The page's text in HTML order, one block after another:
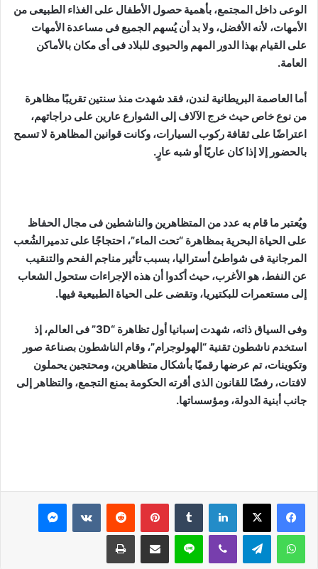
الوعى داخل المجتمع، بأهمية حصول الأطفال على الغذاء الطبيعى من
الأمهات، لأنه الأفضل، ولا بد أن يُسهم الجميع فى مساعدة الأمهات
على القيام بهذا الدور المهم والحيوى للبلاد فى أى مكان بالأماكن
العامة.
أما العاصمة البريطانية لندن، فقد شهدت منذ سنتين تقريبًا مظاهرة
من نوع خاص حيث خرج الآلاف إلى الشوارع عارين على دراجاتهم،
اعتراضًا على ثقافة ركوب السيارات، وكانت قوانين المظاهرة لا تسمح
بالحضور إلا إذا كان عاريًا أو شبه عارٍ.
ويُعتبر ما قام به عدد من المتظاهرين والناشطين فى مجال الحفاظ
على الحياة البحرية بمظاهرة “تحت الماء”، احتجاجًا على تدميرالشُعب
المرجانية فى شواطئ أستراليا، بسبب تأثير مناجم الفحم والتنقيب
عن النفط، هو الأغرب، حيث أكدوا أن هذه الإجراءات ستحول الشعاب
إلى مستعمرات للبكتيريا، وتقضى على الحياة الطبيعية فيها.
وفى السياق ذاته، شهدت إسبانيا أول تظاهرة “3D” فى العالم، إذ
استخدم ناشطون تقنية “الهولوجرام”، وقام الناشطون بصناعة صور
وتكوينات، تم عرضها رقميًا بأشكال متظاهرين، ومحتجين يحملون
لافتات، رفضًا للقانون الذى أقرته الحكومة بمنع التجمع، والتظاهر إلى
جانب أبنية الدولة، ومؤسساتها.
لينكدإن بينتيريست ماسنجر
واتساب تيلقرام ڤايبر لاين مشاركة عبر البريد طباعة